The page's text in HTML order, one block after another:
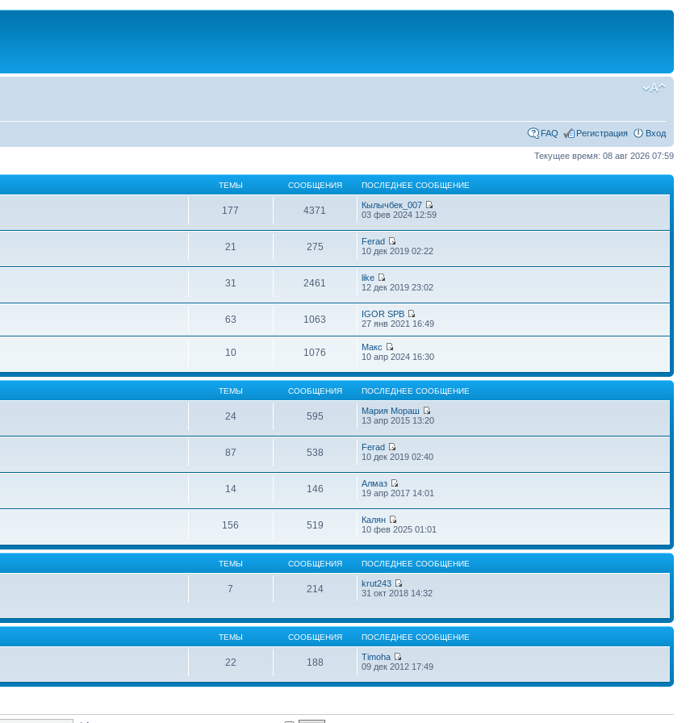
FAQ Регистрация Вход
Текущее время: 08 авг 2026 07:59
ТЕМЫ СООБЩЕНИЯ ПОСЛЕДНЕЕ СООБЩЕНИЕ
177 4371
Кылычбек_007
03 фев 2024 12:59
21 275
Ferad
10 дек 2019 02:22
31 2461
like
12 дек 2019 23:02
63 1063
IGOR SPB
27 янв 2021 16:49
10 1076
Макс
10 апр 2024 16:30
ТЕМЫ СООБЩЕНИЯ ПОСЛЕДНЕЕ СООБЩЕНИЕ
24 595
Мария Мораш
13 апр 2015 13:20
87 538
Ferad
10 дек 2019 02:40
14 146
Алмаз
19 апр 2017 14:01
156 519
Калян
10 фев 2025 01:01
ТЕМЫ СООБЩЕНИЯ ПОСЛЕДНЕЕ СООБЩЕНИЕ
7 214
krut243
31 окт 2018 14:32
ТЕМЫ СООБЩЕНИЯ ПОСЛЕДНЕЕ СООБЩЕНИЕ
22 188
Timoha
09 дек 2012 17:49